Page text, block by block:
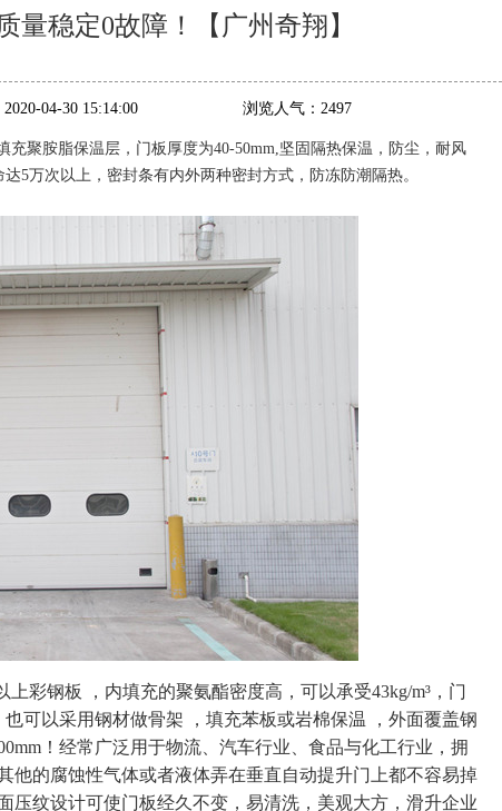
量稳定0故障！【广州奇翔】
2020-04-30 15:14:00 浏览人气： 2497
充聚胺脂保温层，门板厚度为40-50mm,坚固隔热保温，防尘，耐风
5万次以上，密封条有内外两种密封方式，防冻防潮隔热。
彩钢板 ，内填充的聚氨酯密度高，可以承受43kg/m³，门
可以采用钢材做骨架 ，填充苯板或岩棉保温 ，外面覆盖钢
！经常广泛用于物流、汽车行业、食品与化工行业，拥
他的腐蚀性气体或者液体弄在垂直自动提升门上都不容易掉
压纹设计可使门板经久不变，易清洗，美观大方，滑升企业